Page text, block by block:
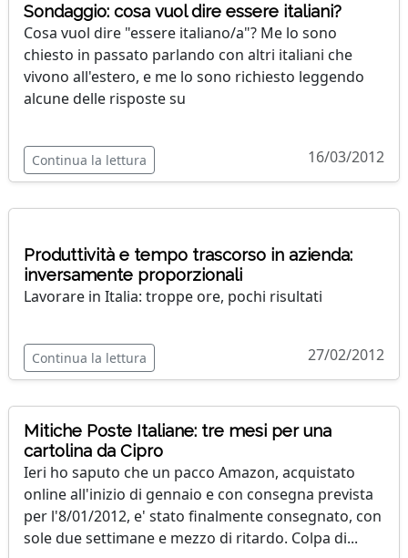
Sondaggio: cosa vuol dire essere italiani?
Cosa vuol dire "essere italiano/a"? Me lo sono
chiesto in passato parlando con altri italiani che
vivono all'estero, e me lo sono richiesto leggendo
alcune delle risposte su
Continua la lettura 16/03/2012
Produttività e tempo trascorso in azienda:
inversamente proporzionali
Lavorare in Italia: troppe ore, pochi risultati
Continua la lettura 27/02/2012
Mitiche Poste Italiane: tre mesi per una
cartolina da Cipro
Ieri ho saputo che un pacco Amazon, acquistato
online all'inizio di gennaio e con consegna prevista
per l'8/01/2012, e' stato finalmente consegnato, con
sole due settimane e mezzo di ritardo. Colpa di...